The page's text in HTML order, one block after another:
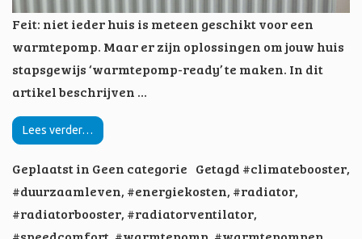
Feit: niet ieder huis is meteen geschikt voor een
warmtepomp. Maar er zijn oplossingen om jouw huis
stapsgewijs ‘warmtepomp-ready’ te maken. In dit
artikel beschrijven …
Lees verder…
Geplaatst in Geen categorie Getagd #climatebooster,
#duurzaamleven, #energiekosten, #radiator,
#radiatorbooster, #radiatorventilator,